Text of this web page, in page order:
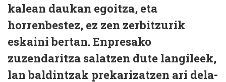
kalean daukan egoitza, eta
horrenbestez, ez zen zerbitzurik
eskaini bertan. Enpresako
zuzendaritza salatzen dute langileek,
lan baldintzak prekarizatzen ari dela-